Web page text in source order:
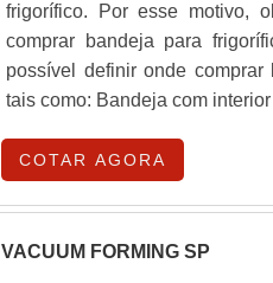
frigorífico. Por esse motivo,
comprar bandeja para
possível definir onde
tais como: Bandeja com
COTAR AGORA
VACUUM FORMING SP